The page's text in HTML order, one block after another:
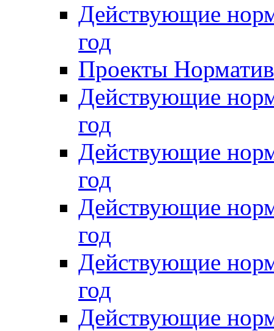
Действующие
год
Проекты
Действующие
год
Действующие
год
Действующие
год
Действующие
год
Действующие